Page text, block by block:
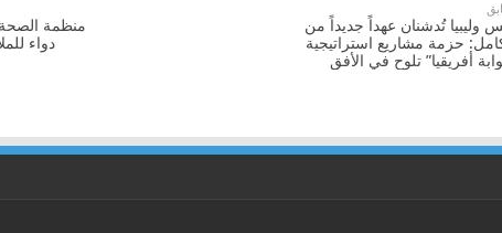
وليبيا تُدشنان عهداً جديداً من
حزمة مشاريع استراتيجية
أفريقيا” تلوح في الأفق
منظمة الصحة
دواء